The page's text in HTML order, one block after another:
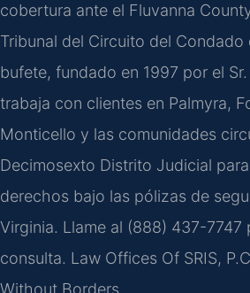
cobertura ante el Fluvanna
Tribunal del Circuito del Condado
bufete, fundado en 1997 por el
trabaja con clientes en Palmyra,
Monticello y las comunidades
Decimosexto Distrito Judicial
derechos bajo las pólizas de
Virginia. Llame al (888) 437-7747
consulta. Law Offices Of SRIS,
Without Borders.